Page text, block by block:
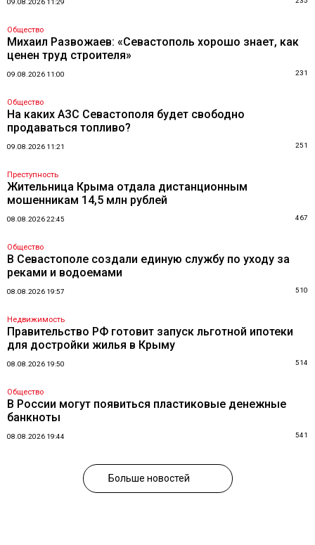
09.08.2026 11:29
Общество
Михаил Развожаев: «Севастополь хорошо знает, как
ценен труд строителя»
09.08.2026 11:00 231
Общество
На каких АЗС Севастополя будет свободно
продаваться топливо?
09.08.2026 11:21 251
Преступность
Жительница Крыма отдала дистанционным
мошенникам 14,5 млн рублей
08.08.2026 22:45 467
Общество
В Севастополе создали единую службу по уходу за
реками и водоемами
08.08.2026 19:57 510
Недвижимость
Правительство РФ готовит запуск льготной ипотеки
для достройки жилья в Крыму
08.08.2026 19:50 514
Общество
В России могут появиться пластиковые денежные
банкноты
08.08.2026 19:44 541
Больше новостей